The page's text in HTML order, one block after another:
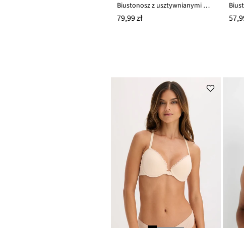
Biustonosz z usztywnianymi miseczkami z poliamidu z recyklingu
79,99 zł